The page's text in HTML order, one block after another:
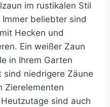
im rustikalen Stil
beliebter sind
Hecken und
Ein weißer Zaun
in Ihrem Garten
niedrigere Zäune
Zierelementen
sind auch